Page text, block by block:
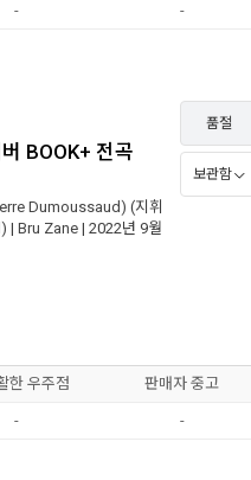
- -
BOOK+ 전곡
Dumoussaud) (지휘
| Bru Zane | 2022년 9월
품절
보관함
한 우주점 판매자 중고
- -